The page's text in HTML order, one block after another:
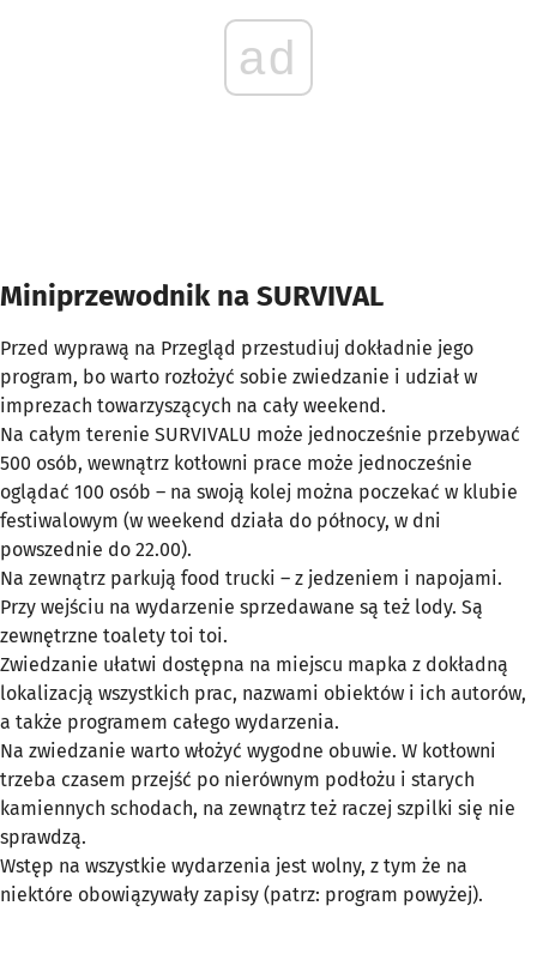
ad
Miniprzewodnik na SURVIVAL
Przed wyprawą na Przegląd przestudiuj dokładnie jego
program, bo warto rozłożyć sobie zwiedzanie i udział w
imprezach towarzyszących na cały weekend.
Na całym terenie SURVIVALU może jednocześnie przebywać
500 osób, wewnątrz kotłowni prace może jednocześnie
oglądać 100 osób – na swoją kolej można poczekać w klubie
festiwalowym (w weekend działa do północy, w dni
powszednie do 22.00).
Na zewnątrz parkują food trucki – z jedzeniem i napojami.
Przy wejściu na wydarzenie sprzedawane są też lody. Są
zewnętrzne toalety toi toi.
Zwiedzanie ułatwi dostępna na miejscu mapka z dokładną
lokalizacją wszystkich prac, nazwami obiektów i ich autorów,
a także programem całego wydarzenia.
Na zwiedzanie warto włożyć wygodne obuwie. W kotłowni
trzeba czasem przejść po nierównym podłożu i starych
kamiennych schodach, na zewnątrz też raczej szpilki się nie
sprawdzą.
Wstęp na wszystkie wydarzenia jest wolny, z tym że na
niektóre obowiązywały zapisy (patrz: program powyżej).